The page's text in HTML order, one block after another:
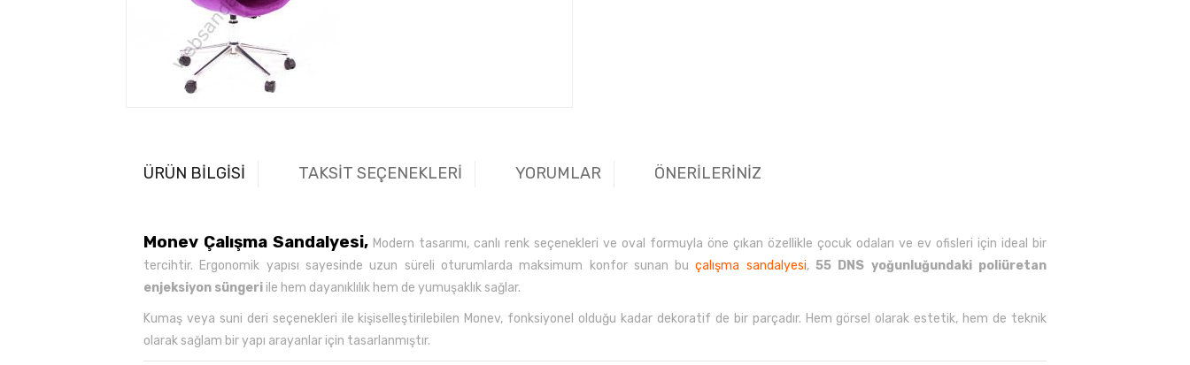
ÜRÜN BİLGİSİ TAKSİT SEÇENEKLERİ YORUMLAR ÖNERİLERİNİZ
Monev Çalışma Sandalyesi, Modern tasarımı, canlı renk seçenekleri ve oval formuyla öne çıkan özellikle çocuk odaları ve ev ofisleri için ideal bir
tercihtir. Ergonomik yapısı sayesinde uzun süreli oturumlarda maksimum konfor sunan buçalışma sandalyesi,55 DNS yoğunluğundaki poliüretan
enjeksiyon süngeri ile hem dayanıklılık hem de yumuşaklık sağlar.
Kumaş veya suni deri seçenekleri ile kişiselleştirilebilen Monev, fonksiyonel olduğu kadar dekoratif de bir parçadır. Hem görsel olarak estetik, hem de teknik
olarak sağlam bir yapı arayanlar için tasarlanmıştır.